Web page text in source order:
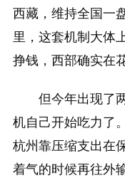
西藏，维持全国一
里，这套机制大
挣钱，西部确实在
但今年出现了
机自己开始吃力了
杭州靠压缩支出在
着气的时候再往外